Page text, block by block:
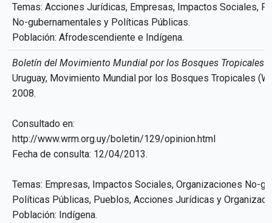
Temas: Acciones Jurídicas, Empresas, Impactos Sociales,
No-gubernamentales y Políticas Públicas.
Población: Afrodescendiente e Indígena.
Boletín del Movimiento Mundial por los Bosques Tropicales
Uruguay, Movimiento Mundial por los Bosques Tropicales
2008.
Consultado en:
http://www.wrm.org.uy/boletin/129/opinion.html
Fecha de consulta: 12/04/2013.
Temas: Empresas, Impactos Sociales, Organizaciones No-
Políticas Públicas, Pueblos, Acciones Jurídicas y
Población: Indígena.